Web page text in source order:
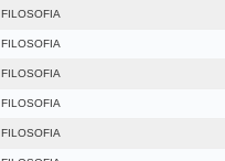
FILOSOFIA
FILOSOFIA
FILOSOFIA
FILOSOFIA
FILOSOFIA